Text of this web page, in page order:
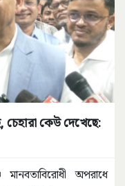
চেহারা কেউ দেখেছে:
অপরাধে